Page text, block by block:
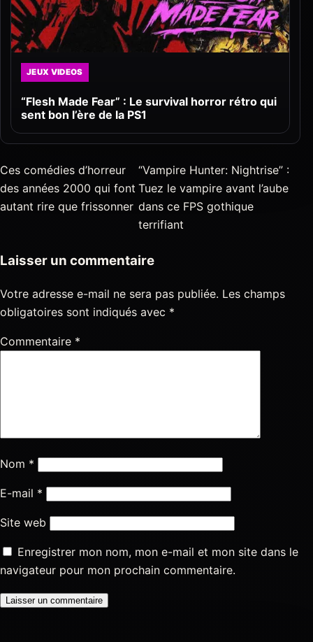
JEUX VIDEOS
“Flesh Made Fear” : Le survival horror rétro qui
sent bon l’ère de la PS1
Ces comédies d’horreur
des années 2000 qui font
autant rire que frissonner
“Vampire Hunter: Nightrise” :
Tuez le vampire avant l’aube
dans ce FPS gothique
terrifiant
Laisser un commentaire
Votre adresse e-mail ne sera pas publiée. Les champs
obligatoires sont indiqués avec *
Commentaire *
Nom *
E-mail *
Site web
Enregistrer mon nom, mon e-mail et mon site dans le
navigateur pour mon prochain commentaire.